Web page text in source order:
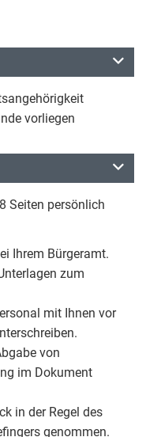
vorliegen
Seiten persönlich
Ihrem Bürgeramt.
zum
mit Ihnen vor
von
im Dokument
in der Regel des
genommen.